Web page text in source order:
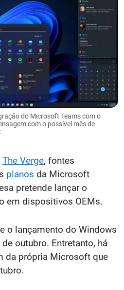
do Microsoft Teams com o
com o possível mês de
The Verge, fontes
planos da Microsoft
pretende lançar o
em dispositivos OEMs.
o lançamento do Windows
outubro. Entretanto, há
da própria Microsoft que